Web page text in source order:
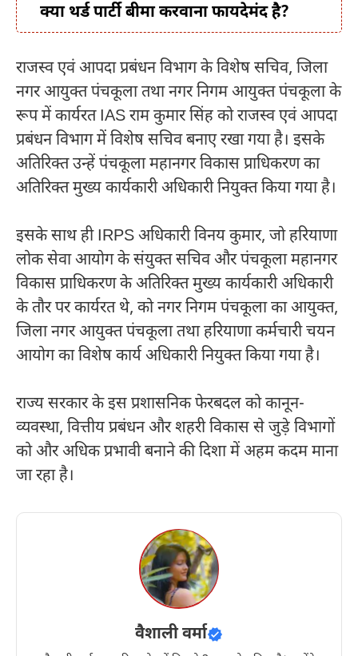
क्या थर्ड पार्टी बीमा करवाना फायदेमंद है?
राजस्व एवं आपदा प्रबंधन विभाग के विशेष सचिव, जिला
नगर आयुक्त पंचकूला तथा नगर निगम आयुक्त पंचकूला के
रूप में कार्यरत IAS राम कुमार सिंह को राजस्व एवं आपदा
प्रबंधन विभाग में विशेष सचिव बनाए रखा गया है। इसके
अतिरिक्त उन्हें पंचकूला महानगर विकास प्राधिकरण का
अतिरिक्त मुख्य कार्यकारी अधिकारी नियुक्त किया गया है।
इसके साथ ही IRPS अधिकारी विनय कुमार, जो हरियाणा
लोक सेवा आयोग के संयुक्त सचिव और पंचकूला महानगर
विकास प्राधिकरण के अतिरिक्त मुख्य कार्यकारी अधिकारी
के तौर पर कार्यरत थे, को नगर निगम पंचकूला का आयुक्त,
जिला नगर आयुक्त पंचकूला तथा हरियाणा कर्मचारी चयन
आयोग का विशेष कार्य अधिकारी नियुक्त किया गया है।
राज्य सरकार के इस प्रशासनिक फेरबदल को कानून-
व्यवस्था, वित्तीय प्रबंधन और शहरी विकास से जुड़े विभागों
को और अधिक प्रभावी बनाने की दिशा में अहम कदम माना
जा रहा है।
वैशाली वर्मा